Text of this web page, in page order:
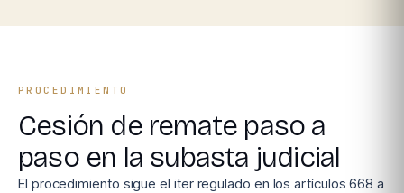
PROCEDIMIENTO
Cesión de remate paso a
paso en la subasta judicial
El procedimiento sigue el iter regulado en los artículos 668 a